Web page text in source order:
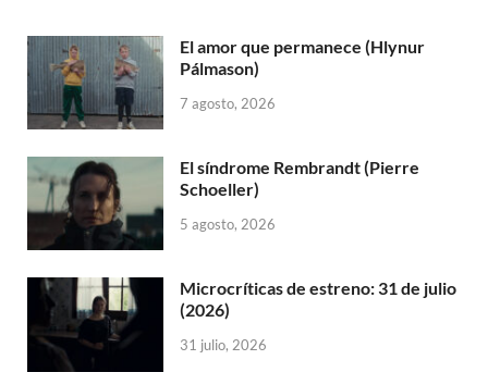
El amor que permanece (Hlynur
Pálmason)
7 agosto, 2026
El síndrome Rembrandt (Pierre
Schoeller)
5 agosto, 2026
Microcríticas de estreno: 31 de julio
(2026)
31 julio, 2026